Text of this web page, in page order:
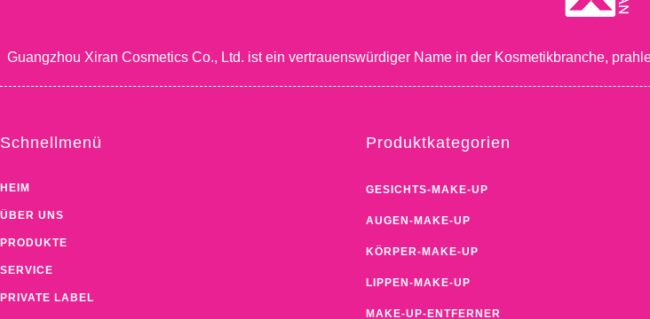
Guangzhou Xiran Cosmetics Co., Ltd. ist ein vertrauenswürdiger Name in der Kosmetikbranche,
Schnellmenü
HEIM
ÜBER UNS
PRODUKTE
SERVICE
PRIVATE LABEL
Produktkategorien
GESICHTS-MAKE-UP
AUGEN-MAKE-UP
KÖRPER-MAKE-UP
LIPPEN-MAKE-UP
MAKE-UP-ENTFERNER